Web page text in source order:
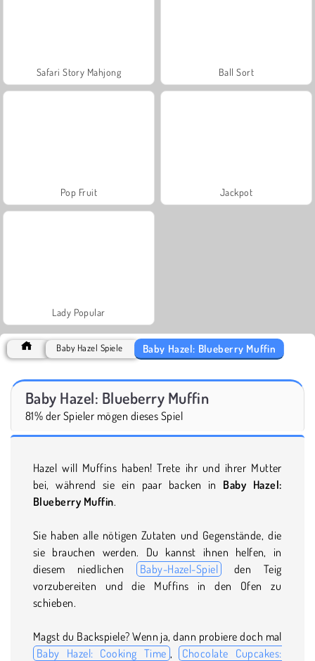
Safari Story Mahjong Ball Sort
Pop Fruit Jackpot
Lady Popular
Baby Hazel Spiele Baby Hazel: Blueberry Muffin
Baby Hazel: Blueberry Muffin
81% der Spieler mögen dieses Spiel
Hazel will Muffins haben! Trete ihr und ihrer Mutter
bei, während sie ein paar backen in Baby Hazel:
Blueberry Muffin.
Sie haben alle nötigen Zutaten und Gegenstände, die
sie brauchen werden. Du kannst ihnen helfen, in
diesem niedlichen
Baby-Hazel-Spiel
den Teig
vorzubereiten und die Muffins in den Ofen zu
schieben.
Magst du Backspiele? Wenn ja, dann probiere doch mal
Baby Hazel: Cooking Time , Chocolate Cupcakes: